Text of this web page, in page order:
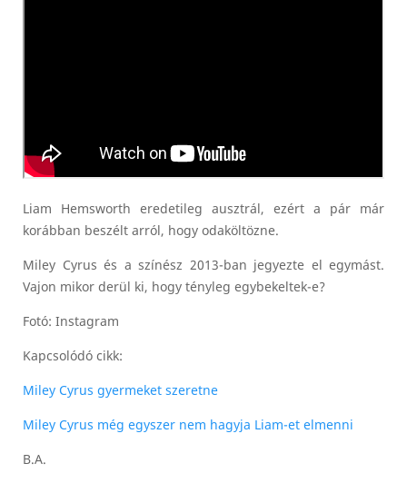
Liam Hemsworth eredetileg ausztrál, ezért a pár már
korábban beszélt arról, hogy odaköltözne.
Miley Cyrus és a színész 2013-ban jegyezte el egymást.
Vajon mikor derül ki, hogy tényleg egybekeltek-e?
Fotó: Instagram
Kapcsolódó cikk:
Miley Cyrus gyermeket szeretne
Miley Cyrus még egyszer nem hagyja Liam-et elmenni
B.A.